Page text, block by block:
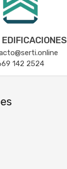
142 2524